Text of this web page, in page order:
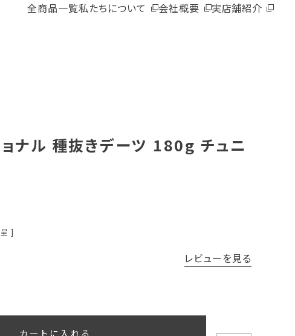
全商品一覧私たちについて 会社概要 実店舗紹介
ナル 種抜きデーツ 180g チュニ
]
レビューを見る
カートに入れる